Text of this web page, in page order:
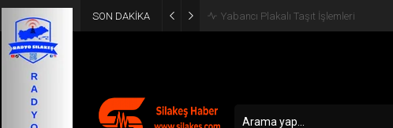
SON DAKİKA Makedonya-Yunanistan Canlı